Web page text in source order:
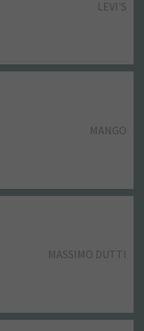
LEVI'S
MANGO
MASSIMO DUTTI